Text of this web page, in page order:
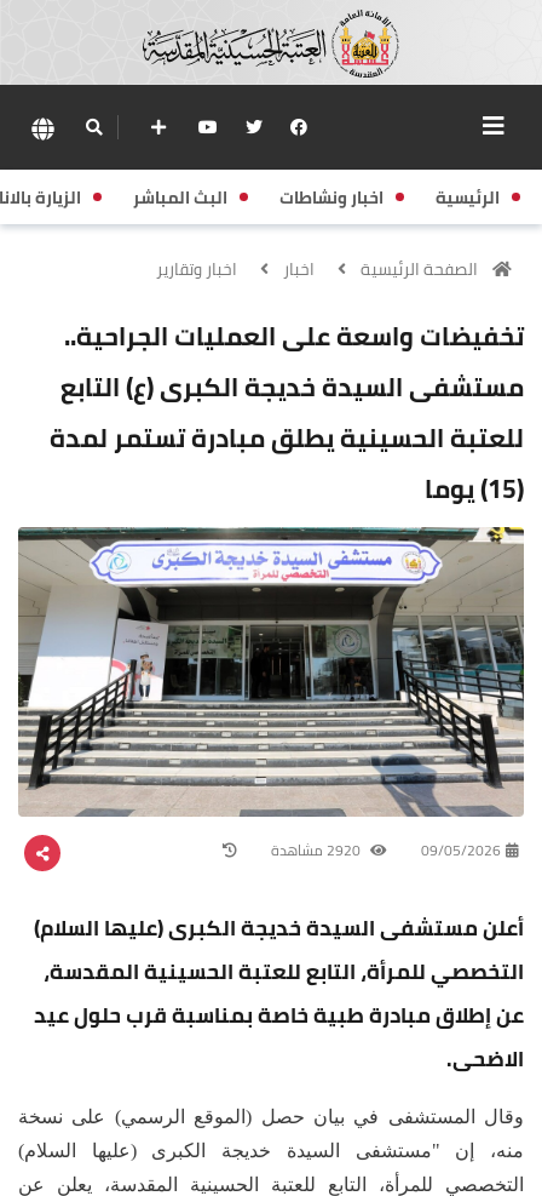
الرئيسية اخبار ونشاطات البث المباشر الزيارة
الصفحة الرئيسية اخبار اخبار وتقارير
تخفيضات واسعة على العمليات الجراحية..
مستشفى السيدة خديجة الكبرى (ع) التابع
للعتبة الحسينية يطلق مبادرة تستمر لمدة
(15) يوما
09/05/2026
أعلن مستشفى السيدة خديجة الكبرى (عليها السلام)
التخصصي للمرأة، التابع للعتبة الحسينية المقدسة،
عن إطلاق مبادرة طبية خاصة بمناسبة قرب حلول عيد
الاضحى.
وقال المستشفى في بيان حصل (الموقع الرسمي) على نسخة
منه، إن "مستشفى السيدة خديجة الكبرى (عليها السلام)
التخصصي للمرأة، التابع للعتبة الحسينية المقدسة، يعلن عن